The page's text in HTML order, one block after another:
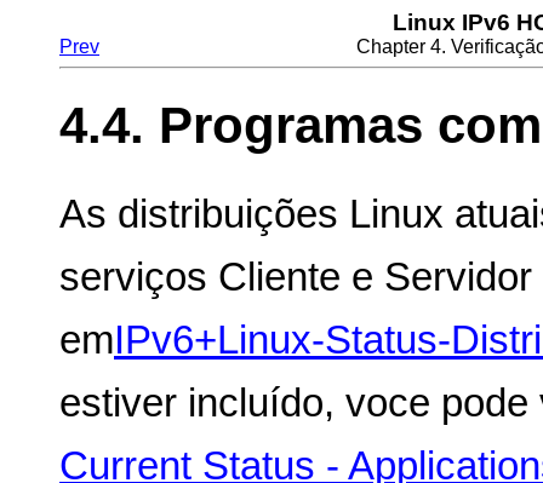
Linux IPv6
Prev Chapter 4.
4.4. Programas
As distribuições Linux
serviços Cliente e
emIPv6+Linux-Status-
estiver incluído, voce
Current Status -